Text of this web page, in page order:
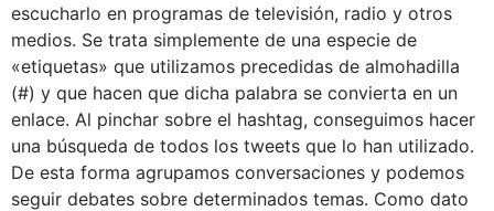
escucharlo en programas de televisión, radio y otros
medios. Se trata simplemente de una especie de
«etiquetas» que utilizamos precedidas de almohadilla
(#) y que hacen que dicha palabra se convierta en un
enlace. Al pinchar sobre el hashtag, conseguimos hacer
una búsqueda de todos los tweets que lo han utilizado.
De esta forma agrupamos conversaciones y podemos
seguir debates sobre determinados temas. Como dato